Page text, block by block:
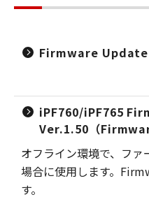
Firmware
iPF760/iPF765
Ver.1.50（
オフライン環境で、フ
場合に使用します。
す。